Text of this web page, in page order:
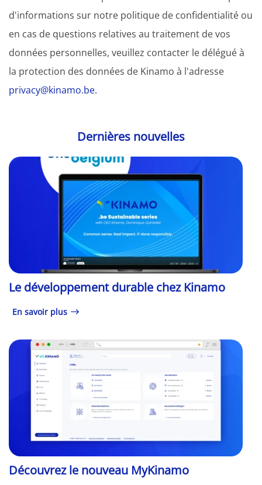
d'informations sur notre politique de confidentialité ou
en cas de questions relatives au traitement de vos
données personnelles, veuillez contacter le délégué à
la protection des données de Kinamo à l'adresse
privacy@kinamo.be.
Dernières nouvelles
Le développement durable chez Kinamo
En savoir plus
Découvrez le nouveau MyKinamo